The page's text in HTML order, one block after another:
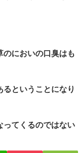
においの口臭はも
ということになり
ってくるのではない